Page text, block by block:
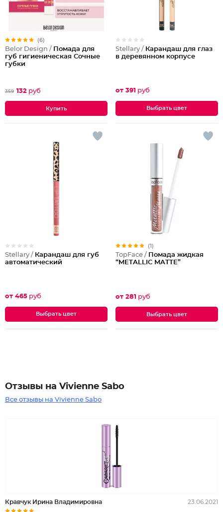
(6)
Belor Design / Помада для
губ гигиеническая Сочные
губки
359 132 руб
Stellary / Карандаш для глаз
в деревянном корпусе
от 391 руб
Выбрать цвет
Stellary / Карандаш для губ
автоматический
от 465 руб
Выбрать цвет
(1)
TopFace / Помада жидкая
“METALLIC MATTE”
от 281 руб
Выбрать цвет
Отзывы на Vivienne Sabo
Все отзывы на Vivienne Sabo
Кравчук Ирина Владимировна 23.06.2021